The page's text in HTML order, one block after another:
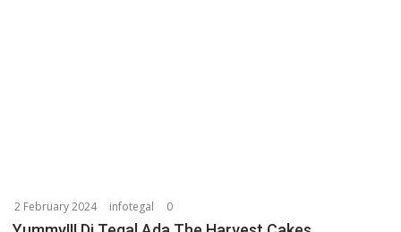
2 February 2024 infotegal 0